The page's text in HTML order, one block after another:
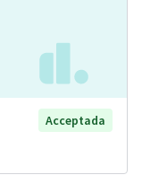
Acceptada